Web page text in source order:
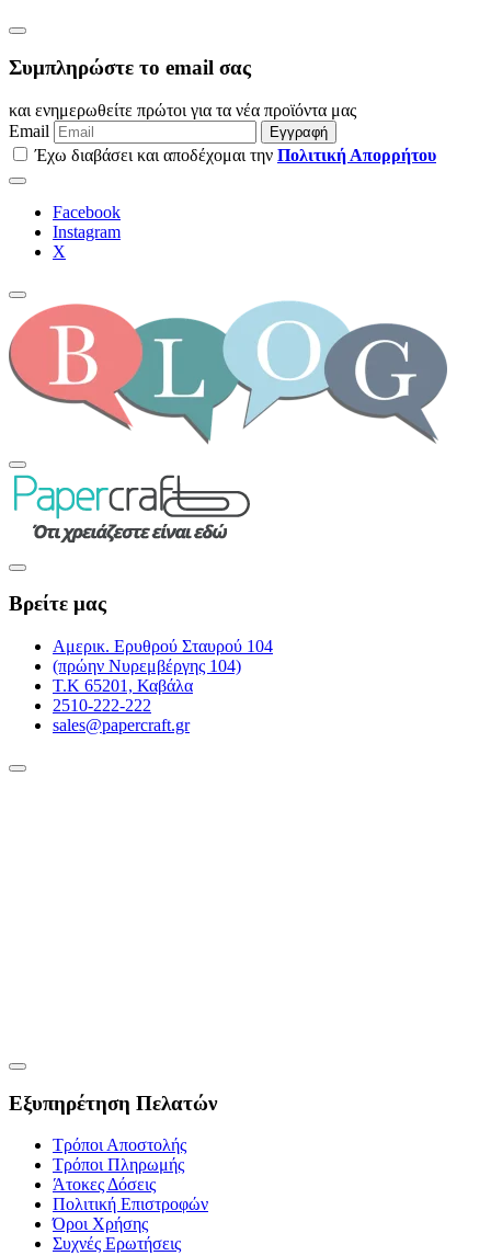
Συμπληρώστε το email σας
και ενημερωθείτε πρώτοι για τα νέα προϊόντα μας
Email
Εγγραφή
Έχω διαβάσει και αποδέχομαι την Πολιτική Απορρήτου
Facebook
Instagram
Χ
Βρείτε μας
Αμερικ. Ερυθρού Σταυρού 104
(πρώην Νυρεμβέργης 104)
Τ.Κ 65201, Καβάλα
2510-222-222
sales@papercraft.gr
Εξυπηρέτηση Πελατών
Τρόποι Αποστολής
Τρόποι Πληρωμής
Άτοκες Δόσεις
Πολιτική Επιστροφών
Όροι Χρήσης
Συχνές Ερωτήσεις